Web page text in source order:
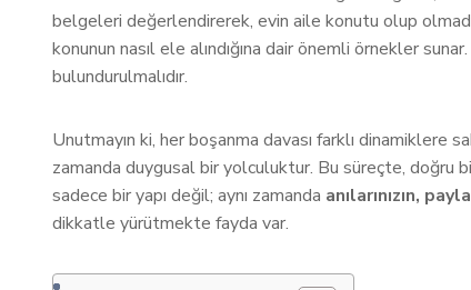
belgeleri değerlendirerek, evin aile konutu olup
konunun nasıl ele alındığına dair önemli örnekler
bulundurulmalıdır.
Unutmayın ki, her boşanma davası farklı dinamiklere
zamanda duygusal bir yolculuktur. Bu süreçte, doğru
sadece bir yapı değil; aynı zamanda anılarınızın,
dikkatle yürütmekte fayda var.